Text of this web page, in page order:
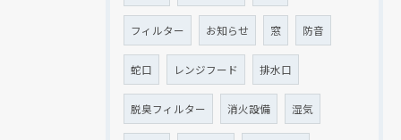
フィルター お知らせ 窓 防音
蛇口 レンジフード 排水口
脱臭フィルター 消火設備 湿気